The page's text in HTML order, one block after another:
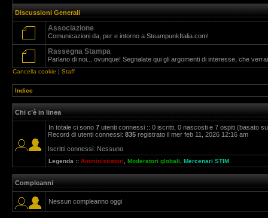
Discussioni Generali
Associazione
Comunicazioni da, per e intorno a SteampunkItalia.com!
Rassegna Stampa
Parlano di noi... ovunque! Segnalate qui gli argomenti di interesse, che
Cancella cookie | Staff
Indice
Chi c’è in linea
In totale ci sono 7 utenti connessi :: 0 iscritti, 0 nascosti e 7 ospiti (basato
Record di utenti connessi: 835 registrato il mer feb 11, 2026 12:16 am
Iscritti connessi: Nessuno
Legenda :: Amministratori Moderatori globali Mercenari STIM
Compleanni
Nessun compleanno oggi